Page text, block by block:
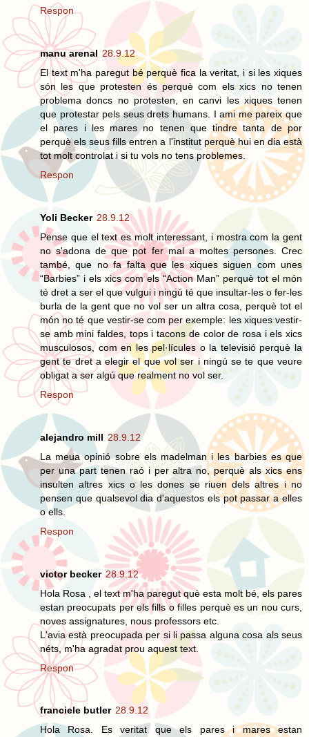
Respon
manu arenal 28.9.12
El text m'ha paregut bé perquè fica la veritat, i si les xiques
són les que protesten és perquè com els xics no tenen
problema doncs no protesten, en canvi les xiques tenen
que protestar pels seus drets humans. I ami me pareix que
el pares i les mares no tenen que tindre tanta de por
perquè els seus fills entren a l'institut perquè hui en dia està
tot molt controlat i si tu vols no tens problemes.
Respon
Yoli Becker 28.9.12
Pense que el text es molt interessant, i mostra com la gent
no s'adona de que pot fer mal a moltes persones. Crec
també, que no fa falta que les xiques siguen com unes
“Barbies” i els xics com els “Action Man” perquè tot el món
té dret a ser el que vulgui i ningú té que insultar-les o fer-les
burla de la gent que no vol ser un altra cosa, perquè tot el
món no té que vestir-se com per exemple: les xiques vestir-
se amb mini faldes, tops i tacons de color de rosa i els xics
musculosos, com en les pel·lícules o la televisió perquè la
gent te dret a elegir el que vol ser i ningú se te que veure
obligat a ser algú que realment no vol ser.
Respon
alejandro mill 28.9.12
La meua opinió sobre els madelman i les barbies es que
per una part tenen raó i per altra no, perquè als xics ens
insulten altres xics o les dones se riuen dels altres i no
pensen que qualsevol dia d'aquestos els pot passar a elles
o ells.
Respon
victor becker 28.9.12
Hola Rosa , el text m'ha paregut què esta molt bé, els pares
estan preocupats per els fills o filles perquè es un nou curs,
noves assignatures, nous professors etc.
L'avia està preocupada per si li passa alguna cosa als seus
néts, m'ha agradat prou aquest text.
Respon
franciele butler 28.9.12
Hola Rosa. Es veritat que els pares i mares estan